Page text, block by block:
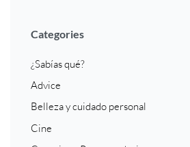
Categories
¿Sabías qué?
Advice
Belleza y cuidado personal
Cine